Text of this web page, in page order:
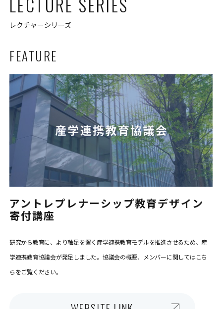
レクチャーシリーズ
FEATURE
アントレプレナーシップ教育デザイン
寄付講座
研究から教育に、より軸足を置く産学連携教育モデルを推進させるため、産
学連携教育協議会が発足しました。協議会の概要、メンバーに関してはこち
らをご覧ください。